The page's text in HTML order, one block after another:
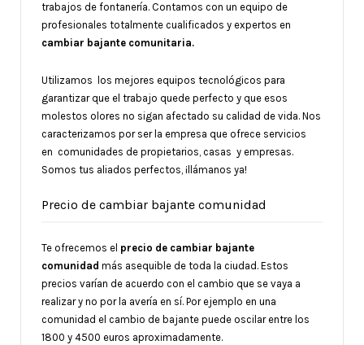
trabajos de fontanería. Contamos con un equipo de
profesionales totalmente cualificados y expertos en
cambiar bajante comunitaria.
Utilizamos los mejores equipos tecnológicos para
garantizar que el trabajo quede perfecto y que esos
molestos olores no sigan afectado su calidad de vida. Nos
caracterizamos por ser la empresa que ofrece servicios
en comunidades de propietarios, casas y empresas.
Somos tus aliados perfectos, ¡llámanos ya!
Precio de cambiar bajante comunidad
Te ofrecemos el precio de cambiar bajante
comunidad más asequible de toda la ciudad. Estos
precios varían de acuerdo con el cambio que se vaya a
realizar y no por la avería en sí. Por ejemplo en una
comunidad el cambio de bajante puede oscilar entre los
1800 y 4500 euros aproximadamente.